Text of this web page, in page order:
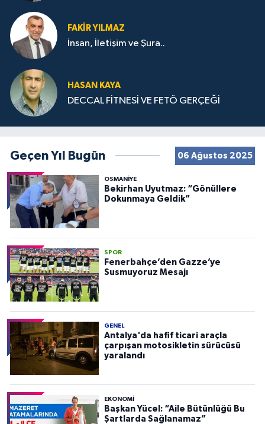
FAKIR YILMAZ
İnsan, İletişim ve Şura..
HASAN KAYA
DECCAL FİTNESİ VE FETÖ GERÇEĞİ
Geçen Yıl Bugün 06 Ağustos 2025
OSMANIYE
Bekirhan Uyutmaz: “Gönüllere
Dokunmaya Geldik”
SPOR
Fenerbahçe’den Gazze’ye
Susmuyoruz Mesajı
GENEL
Antalya'da hafif ticari araçla
çarpışan motosikletin sürücüsü
yaralandı
EKONOMI
Başkan Yücel: “Aile Bütünlüğü Bu
Şartlarda Sağlanamaz”